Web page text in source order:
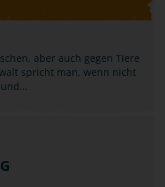
aber auch gegen Tiere
spricht man, wenn nicht